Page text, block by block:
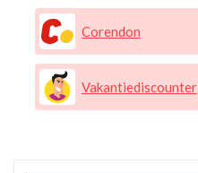
Corendon
Vakantiediscounter